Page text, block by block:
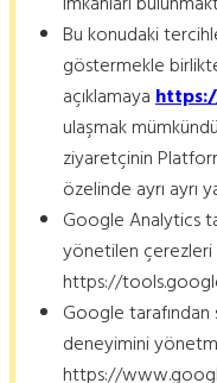
Bu konudaki
göstermekle
açıklamaya
ulaşmak
ziyaretçinin
özelinde ayrı ayrı
Google Analytics
yönetilen çerezleri
https://
Google tarafından
deneyimini
https://